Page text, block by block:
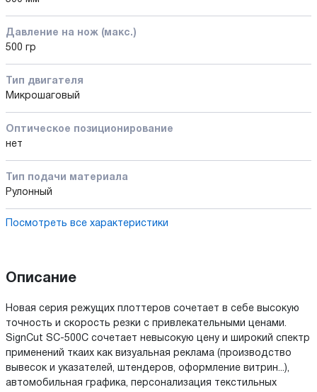
Давление на нож (макс.)
500 гр
Тип двигателя
Микрошаговый
Оптическое позиционирование
нет
Тип подачи материала
Рулонный
Посмотреть все характеристики
Описание
Новая серия режущих плоттеров сочетает в себе высокую
точность и скорость резки с привлекательными ценами.
SignCut SC-500C сочетает невысокую цену и широкий спектр
применений ткаих как визуальная реклама (производство
вывесок и указателей, штендеров, оформление витрин...),
автомобильная графика, персонализация текстильных